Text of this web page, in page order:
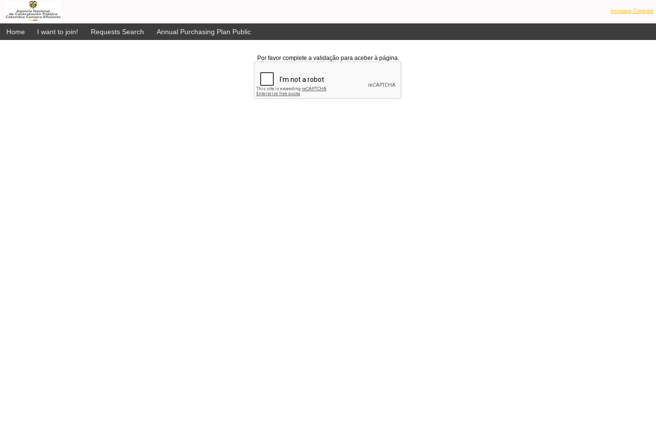
Increase Contrast
Home I want to join! Requests Search Annual Purchasing Plan Public
Por favor complete a validação para aceber à página.